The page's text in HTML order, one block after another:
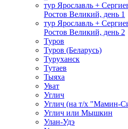
тур Ярославль +
Ростов Великий, день 1
тур Ярославль +
Ростов Великий, день 2
Туров
Туров (Беларусь)
Туруханск
Тутаев
Тыяха
Уват
Углич
Углич (на т/х "Мамин-
Углич или Мышкин
Улан-Удэ